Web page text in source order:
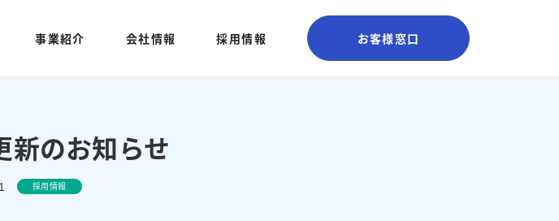
事業紹介 会社情報 採用情報 お客様窓口
新のお知らせ
採用情報